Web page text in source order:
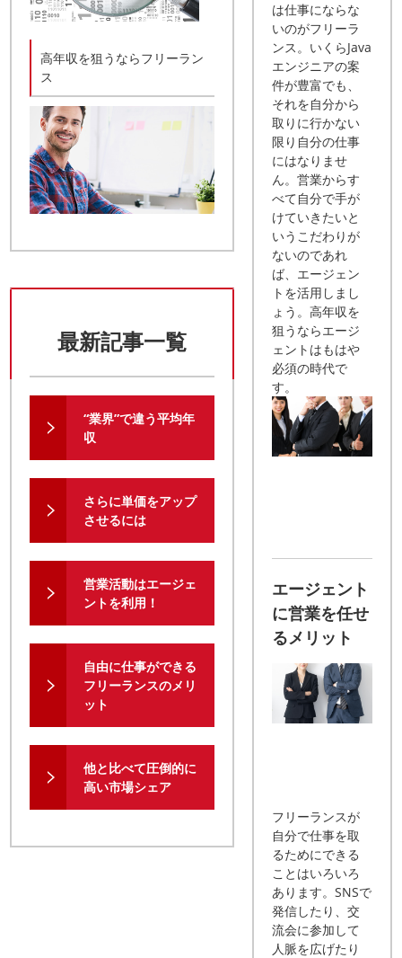
は仕事にならな
いのがフリーラ
ンス。いくらJava
エンジニアの案
件が豊富でも、
それを自分から
取りに行かない
限り自分の仕事
にはなりませ
ん。営業からす
べて自分で手が
けていきたいと
いうこだわりが
ないのであれ
ば、エージェン
トを活用しまし
ょう。高年収を
狙うならエージ
ェントはもはや
必須の時代で
す。
エージェント
に営業を任せ
るメリット
フリーランスが
自分で仕事を取
るためにできる
ことはいろいろ
あります。SNSで
発信したり、交
流会に参加して
人脈を広げたり
高年収を狙うならフリーラン
ス
最新記事一覧
“業界”で違う平均年
収
さらに単価をアップ
させるには
営業活動はエージェ
ントを利用！
自由に仕事ができる
フリーランスのメリ
ット
他と比べて圧倒的に
高い市場シェア